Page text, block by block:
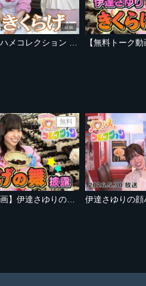
11:06
無料